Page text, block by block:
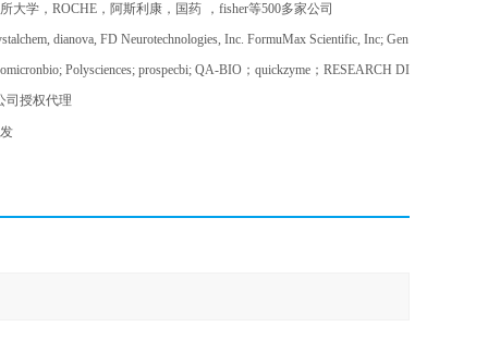
大学， ROCHE ，阿斯利康，国药 ， fisher等500多家公司
dianova, FD Neurotechnologies, Inc. FormuMax Scientific, Inc; Gen
Polysciences; prospecbi; QA-BIO ； quickzyme ； RESEARCH DI
司授权代理